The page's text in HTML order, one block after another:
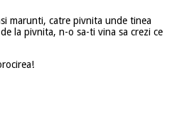
marunti, catre pivnita unde tinea
la pivnita, n-o sa-ti vina sa crezi ce